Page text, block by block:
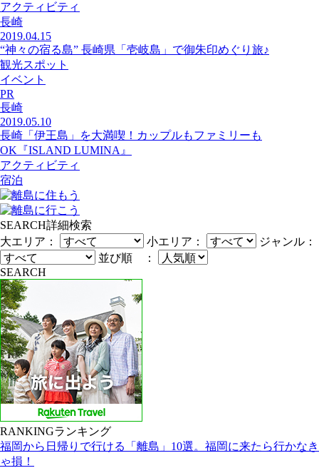
アクティビティ
長崎
2019.04.15
“神々の宿る島” 長崎県「壱岐島」で御朱印めぐり旅♪
観光スポット
イベント
PR
長崎
2019.05.10
長崎「伊王島」を大満喫！カップルもファミリーも
OK『ISLAND LUMINA』
アクティビティ
宿泊
SEARCH詳細検索
大エリア：
小エリア：
ジャンル：
並び順 ：
SEARCH
RANKINGランキング
福岡から日帰りで行ける「離島」10選。福岡に来たら行かなき
ゃ損！